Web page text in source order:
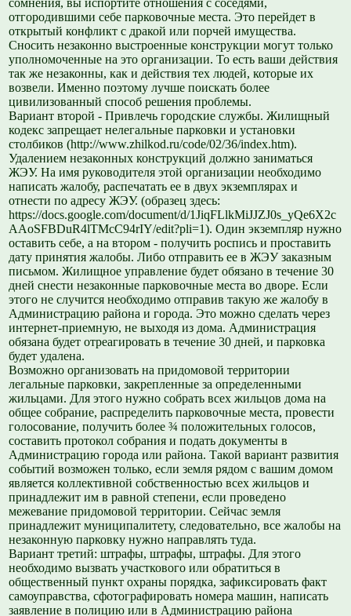
сомнения, вы испортите отношения с соседями,
отгородившими себе парковочные места. Это перейдет в
открытый конфликт с дракой или порчей имущества.
Сносить незаконно выстроенные конструкции могут только
уполномоченные на это организации. То есть ваши действия
так же незаконны, как и действия тех людей, которые их
возвели. Именно поэтому лучше поискать более
цивилизованный способ решения проблемы.
Вариант второй - Привлечь городские службы. Жилищный
кодекс запрещает нелегальные парковки и установки
столбиков (http://www.zhilkod.ru/code/02/36/index.htm).
Удалением незаконных конструкций должно заниматься
ЖЭУ. На имя руководителя этой организации необходимо
написать жалобу, распечатать ее в двух экземплярах и
отнести по адресу ЖЭУ. (образец здесь:
https://docs.google.com/document/d/1JiqFLlkMiJJZJ0s_yQe6X2c
AAoSFBDuR4lTMcC94rIY/edit?pli=1). Один экземпляр нужно
оставить себе, а на втором - получить роспись и проставить
дату принятия жалобы. Либо отправить ее в ЖЭУ заказным
письмом. Жилищное управление будет обязано в течение 30
дней снести незаконные парковочные места во дворе. Если
этого не случится необходимо отправив такую же жалобу в
Администрацию района и города. Это можно сделать через
интернет-приемную, не выходя из дома. Администрация
обязана будет отреагировать в течение 30 дней, и парковка
будет удалена.
Возможно организовать на придомовой территории
легальные парковки, закрепленные за определенными
жильцами. Для этого нужно собрать всех жильцов дома на
общее собрание, распределить парковочные места, провести
голосование, получить более ¾ положительных голосов,
составить протокол собрания и подать документы в
Администрацию города или района. Такой вариант развития
событий возможен только, если земля рядом с вашим домом
является коллективной собственностью всех жильцов и
принадлежит им в равной степени, если проведено
межевание придомовой территории. Сейчас земля
принадлежит муниципалитету, следовательно, все жалобы на
незаконную парковку нужно направлять туда.
Вариант третий: штрафы, штрафы, штрафы. Для этого
необходимо вызвать участкового или обратиться в
общественный пункт охраны порядка, зафиксировать факт
самоуправства, сфотографировать номера машин, написать
заявление в полицию или в Администрацию района